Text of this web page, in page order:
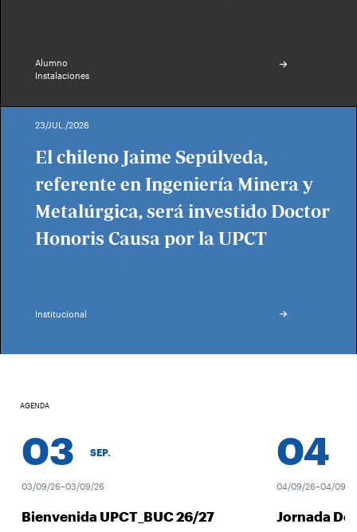
Alumno
Instalaciones
23/JUL./2026
El chileno Jaime Sepúlveda,
referente en Ingeniería Minera y
Metalúrgica, será investido Doctor
Honoris Causa por la UPCT
Institucional
AGENDA
03 SEP.
03/09/26–03/09/26
Bienvenida UPCT_BUC 26/27
04
04/09/26–04/09/26
Jornada